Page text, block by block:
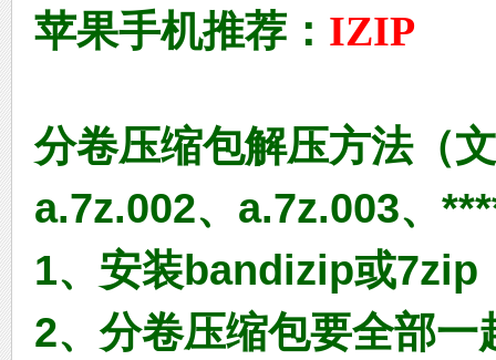
苹果手机推荐： IZIP
分卷压缩包解压方法（
a.7z.002、a.7z.003、
1、安装bandizip或7zip
2、分卷压缩包要全部